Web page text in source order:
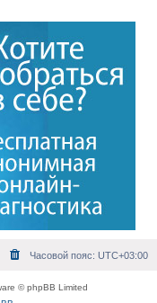
Часовой пояс: UTC+03:00
© phpBB Limited